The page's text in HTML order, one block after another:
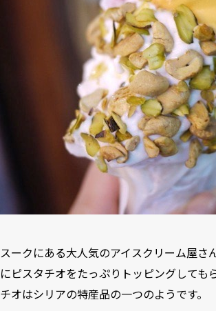
スークにある大人気のアイスクリーム屋さ
にピスタチオをたっぷりトッピングしても
チオはシリアの特産品の一つのようです。